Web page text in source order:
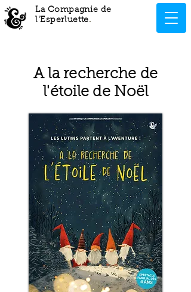
La Compagnie de
l'Esperluette.
A la recherche de
l'étoile de Noël